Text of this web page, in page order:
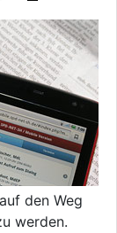
den Weg
werden.